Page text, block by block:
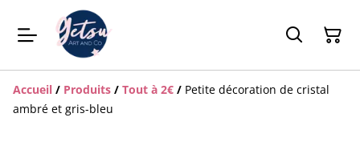
Accueil / Produits / Tout à 2€ / Petite décoration de cristal
ambré et gris-bleu